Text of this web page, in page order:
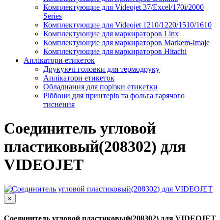
Комплектующие для Videojet 37/Excel/170i/2000
Series
Комплектующие для Videojet 1210/1220/1510/1610
Комплектующие для маркираторов Linx
Комплектующие для маркираторов Markem-Imaje
Комплектующие для маркираторов Hitachi
Аплікатори етикеток
Друкуючі головки для термодруку
Аплікатори етикеток
Обладнання для порізки етикетки
Ріббони для принтерів та фольга гарячого
тиснення
Соединитель угловой
пластиковый(208302) для
VIDEOJET
×
Соединитель угловой пластиковый(208302) для VIDEOJET